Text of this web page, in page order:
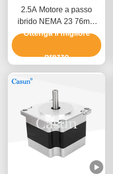
2.5A Motore a passo
ibrido NEMA 23 76mm
Corpo 1.5N.M Per la
Ottenga il migliore
prezzo